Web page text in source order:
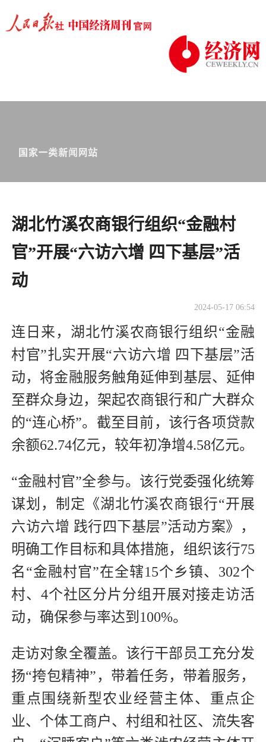
湖北竹溪农商银行组织“金融村
官”开展“六访六增 四下基层”活
动
2024-05-17 06:54
连日来，湖北竹溪农商银行组织“金融
村官”扎实开展“六访六增 四下基层”活
动，将金融服务触角延伸到基层、延伸
至群众身边，架起农商银行和广大群众
的“连心桥”。截至目前，该行各项贷款
余额62.74亿元，较年初净增4.58亿元。
“金融村官”全参与。该行党委强化统筹
谋划，制定《湖北竹溪农商银行“开展
六访六增 践行四下基层”活动方案》，
明确工作目标和具体措施，组织该行75
名“金融村官”在全辖15个乡镇、302个
村、4个社区分片分组开展对接走访活
动，确保参与率达到100%。
走访对象全覆盖。该行干部员工充分发
扬“挎包精神”，带着任务，带着服务，
重点围绕新型农业经营主体、重点企
业、个体工商户、村组和社区、流失客